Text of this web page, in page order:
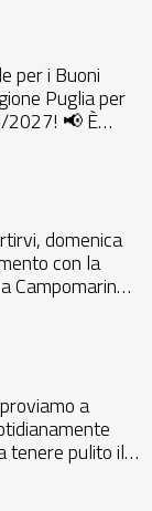
per i Buoni
Puglia per
2027! 📢 È
domenica
con la
Campomarino.
a
tenere pulito il